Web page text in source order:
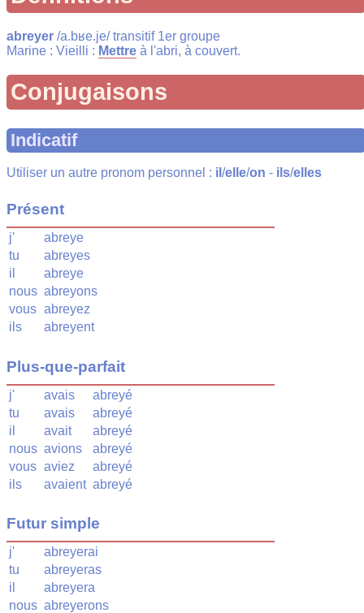
abreyer /a.bʁe.je/ transitif 1er groupe
Marine : Vieilli : Mettre à l'abri, à couvert.
Conjugaisons
Indicatif
Utiliser un autre pronom personnel : il /elle/on - ils/elles
Présent
j'
abreye
tu
abreyes
il
abreye
nous abreyons
vous abreyez
ils
abreyent
Plus-que-parfait
j' avais
abreyé
tu
avais
abreyé
il
avait
abreyé
nous avions
abreyé
vous aviez
abreyé
ils
avaient abreyé
Futur simple
j'
abreyerai
tu
abreyeras
il
abreyera
nous abreyerons